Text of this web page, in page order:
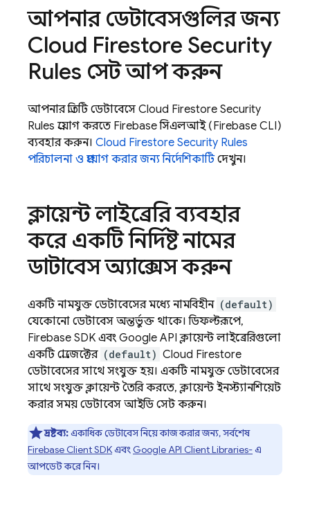
আপনার ডেটাবেসগুলির জন্য
Cloud Firestore Security
Rules সেট আপ করুন
আপনার প্রতিটি ডেটাবেসে Cloud Firestore Security
Rules প্রয়োগ করতে Firebaseসিএলআই (Firebase CLI)
ব্যবহার করুন। Cloud Firestore Security Rules
পরিচালনা ও প্রয়োগ করার জন্য নির্দেশিকাটিদেখুন।
ক্লায়েন্ট লাইব্রেরি ব্যবহার
করে একটি নির্দিষ্ট নামের
ডাটাবেস অ্যাক্সেস করুন
একটি নামযুক্ত ডেটাবেসের মধ্যে নামবিহীন (default)
যেকোনো ডেটাবেস অন্তর্ভুক্ত থাকে। ডিফল্টরূপে,
Firebase SDK এবং Google API ক্লায়েন্ট লাইব্রেরিগুলো
একটি প্রোজেক্টের (default) Cloud Firestore
ডেটাবেসের সাথে সংযুক্ত হয়। একটি নামযুক্ত ডেটাবেসের
সাথে সংযুক্ত ক্লায়েন্ট তৈরি করতে, ক্লায়েন্ট ইনস্ট্যানশিয়েট
করার সময় ডেটাবেস আইডি সেট করুন।
দ্রষ্টব্য:একাধিক ডেটাবেস নিয়ে কাজ করার জন্য, সর্বশেষ
Firebase Client SDKএবং Google API Client Libraries-এ
আপডেট করে নিন।